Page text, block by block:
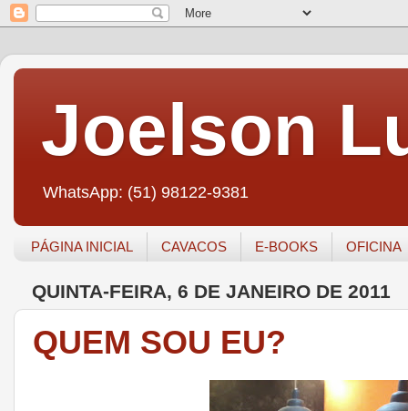
Joelson
WhatsApp: (51) 98122-9381
PÁGINA INICIAL CAVACOS E-BOOKS OFICINA
QUINTA-FEIRA, 6 DE JANEIRO DE 2011
QUEM SOU EU?